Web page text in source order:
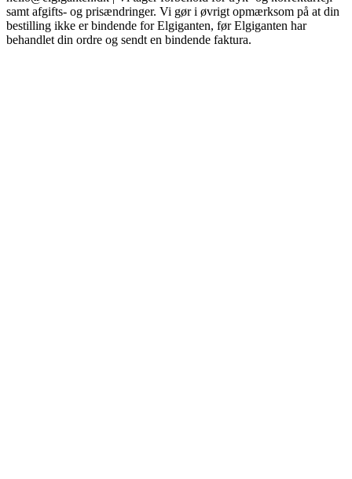
samt afgifts- og prisændringer. Vi gør i øvrigt opmærksom på at din
bestilling ikke er bindende for Elgiganten, før Elgiganten har
behandlet din ordre og sendt en bindende faktura.